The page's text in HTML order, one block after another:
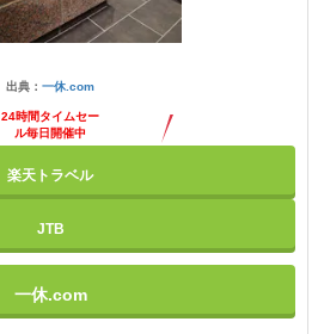
出典： 一休.com
24時間タイムセー
ル毎日開催中
楽天トラベル
JTB
一休.com